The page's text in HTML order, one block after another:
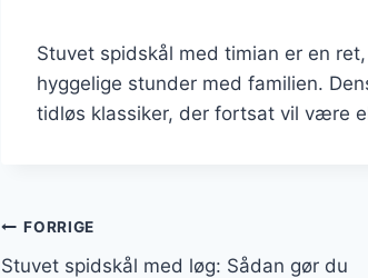
Stuvet spidskål med timian er en
hyggelige stunder med familien.
tidløs klassiker, der fortsat vil være
Indlægsnavigation
FORRIGE
Stuvet spidskål med løg: Sådan gør du